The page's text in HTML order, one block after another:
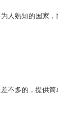
人熟知的国家
不多的，提供